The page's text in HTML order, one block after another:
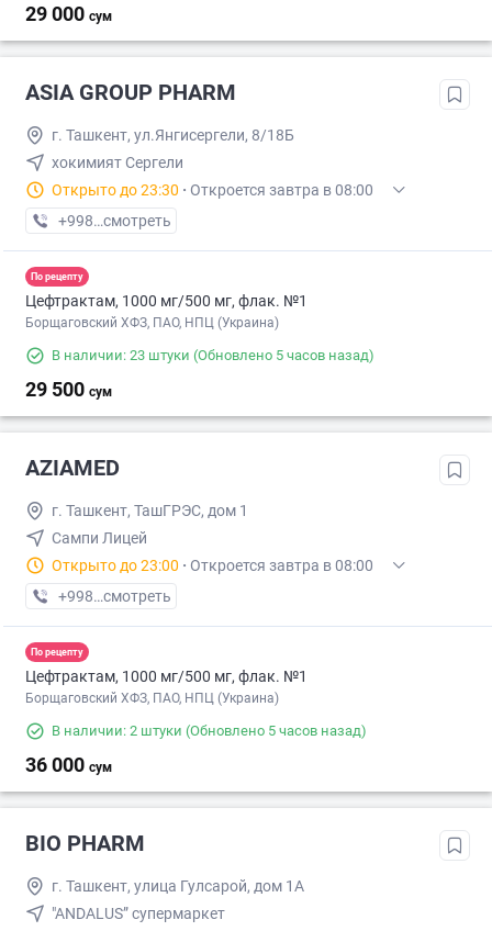
29 000 сум
ASIA GROUP PHARM
г. Ташкент, ул.Янгисергели, 8/18Б
хокимият Сергели
Открыто до 23:30 · Откроется завтра в 08:00
+998 (98) XXX-XX-XX
смотреть
По рецепту
Цефтрактам, 1000 мг/500 мг, флак. №1
Борщаговский ХФЗ, ПАО, НПЦ (Украина)
В наличии: 23 штуки (Обновлено 5 часов назад)
29 500 сум
AZIAMED
г. Ташкент, ТашГРЭC, дом 1
Сампи Лицей
Открыто до 23:00 · Откроется завтра в 08:00
+998 (71) XXX-XX-XX
смотреть
По рецепту
Цефтрактам, 1000 мг/500 мг, флак. №1
Борщаговский ХФЗ, ПАО, НПЦ (Украина)
В наличии: 2 штуки (Обновлено 5 часов назад)
36 000 сум
BIO PHARM
г. Ташкент, улица Гулсарой, дом 1A
"ANDALUS” супермаркет